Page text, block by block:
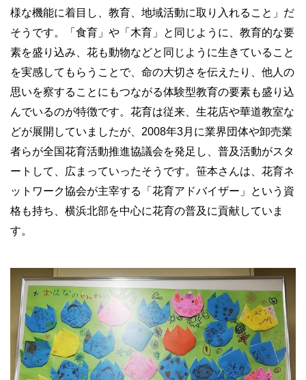
様な機能に着目し、教育、地域活動に取り入れること」だ
そうです。「食育」や「木育」と同じように、教育的な要
素を盛り込み、花も動物などと同じように生きていること
を実感してもらうことで、命の大切さを伝えたり、他人の
思いを察することにもつながる体験型教育の要素も盛り込
んでいるのが特徴です。花育は従来、生花店や華道教室な
どが展開していましたが、2008年3月に業界団体や卸売業
者らが全国花育活動推進協議会を発足し、普及活動がスタ
ートして、広まっていったそうです。笹本さんは、花育ネ
ットワーク協会が主宰する「花育アドバイザー」という資
格も持ち、横浜北部を中心に花育の普及に貢献していま
す。